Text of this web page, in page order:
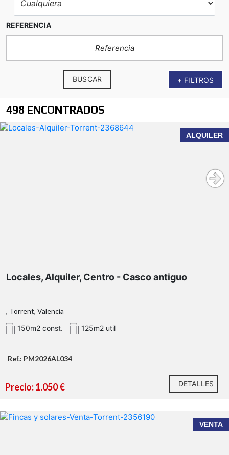
REFERENCIA
+ FILTROS
BUSCAR
498 ENCONTRADOS
ALQUILER
Locales, Alquiler, Centro - Casco antiguo
, Torrent, Valencia
150m2 const.
125m2 util
Ref.: PM2026AL034
Precio: 1.050 € DETALLES
VENTA